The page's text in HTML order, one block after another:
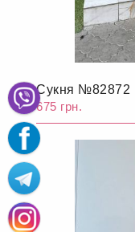
Сукня №82872
675 грн.